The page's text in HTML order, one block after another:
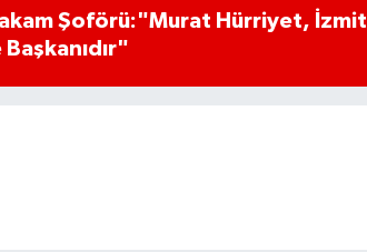
Şoförü:"Murat Hürriyet, İzmit